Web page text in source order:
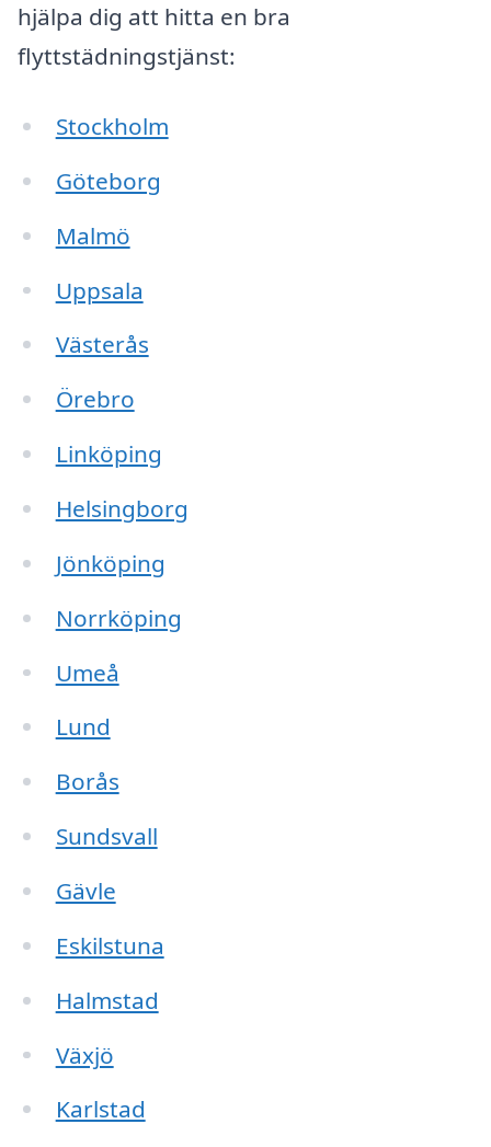
hjälpa dig att hitta en bra
flyttstädningstjänst:
Stockholm
Göteborg
Malmö
Uppsala
Västerås
Örebro
Linköping
Helsingborg
Jönköping
Norrköping
Umeå
Lund
Borås
Sundsvall
Gävle
Eskilstuna
Halmstad
Växjö
Karlstad